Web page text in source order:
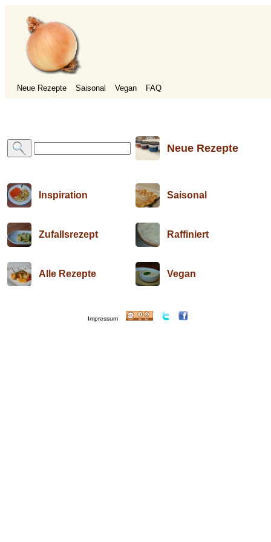
Neue Rezepte Saisonal Vegan FAQ
Neue Rezepte
Inspiration Saisonal
Zufallsrezept Raffiniert
Alle Rezepte Vegan
Impressum